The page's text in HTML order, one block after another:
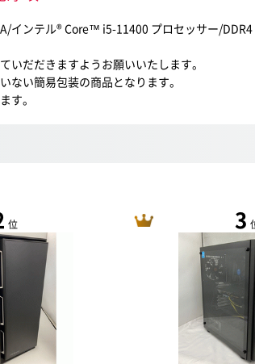
ンテル® Core™ i5-11400 プロセッサー/
だだきますようお願いいたします。
い簡易包装の商品となります。
す。
位 3